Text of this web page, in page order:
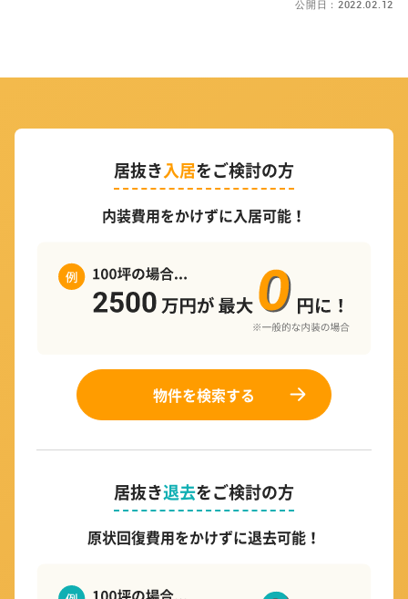
公開日：2022.02.12
居抜き入居をご検討の方
内装費用をかけずに入居可能！
物件を検索する
居抜き退去をご検討の方
原状回復費用をかけずに退去可能！